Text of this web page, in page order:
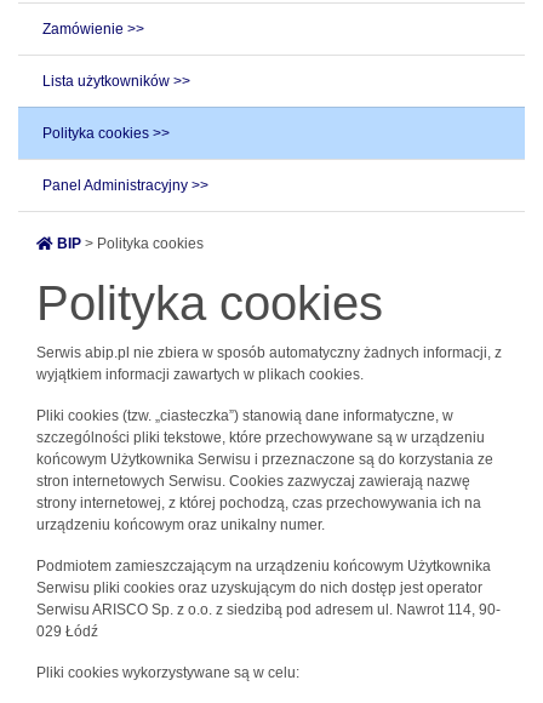
Zamówienie >>
Lista użytkowników >>
Polityka cookies >>
Panel Administracyjny >>
BIP > Polityka cookies
Polityka cookies
Serwis abip.pl nie zbiera w sposób automatyczny żadnych informacji, z
wyjątkiem informacji zawartych w plikach cookies.
Pliki cookies (tzw. „ciasteczka”) stanowią dane informatyczne, w
szczególności pliki tekstowe, które przechowywane są w urządzeniu
końcowym Użytkownika Serwisu i przeznaczone są do korzystania ze
stron internetowych Serwisu. Cookies zazwyczaj zawierają nazwę
strony internetowej, z której pochodzą, czas przechowywania ich na
urządzeniu końcowym oraz unikalny numer.
Podmiotem zamieszczającym na urządzeniu końcowym Użytkownika
Serwisu pliki cookies oraz uzyskującym do nich dostęp jest operator
Serwisu ARISCO Sp. z o.o. z siedzibą pod adresem ul. Nawrot 114, 90-
029 Łódź
Pliki cookies wykorzystywane są w celu: